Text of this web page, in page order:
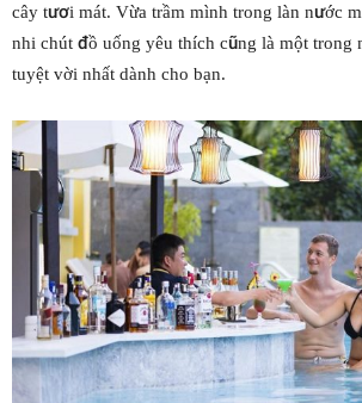
cây tươi mát. Vừa trầm mình trong làn nước
nhi chút đồ uống yêu thích cũng là một trong
tuyệt vời nhất dành cho bạn.